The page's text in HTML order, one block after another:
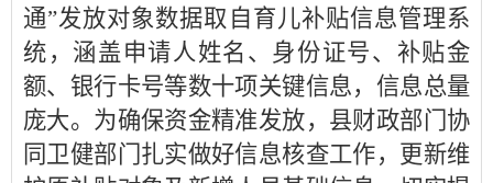
通”发放对象数据取自育儿补贴信息管理系
统，涵盖申请人姓名、身份证号、补贴金
额、银行卡号等数十项关键信息，信息总量
庞大。为确保资金精准发放，县财政部门协
同卫健部门扎实做好信息核查工作，更新维